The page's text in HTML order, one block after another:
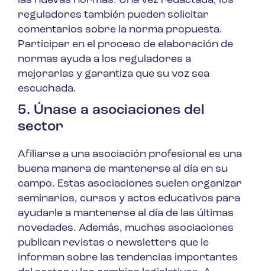
reguladores también pueden solicitar
comentarios sobre la norma propuesta.
Participar en el proceso de elaboración de
normas ayuda a los reguladores a
mejorarlas y garantiza que su voz sea
escuchada.
5. Únase a asociaciones del
sector
Afiliarse a una asociación profesional es una
buena manera de mantenerse al día en su
campo. Estas asociaciones suelen organizar
seminarios, cursos y actos educativos para
ayudarle a mantenerse al día de las últimas
novedades. Además, muchas asociaciones
publican revistas o newsletters que le
informan sobre las tendencias importantes